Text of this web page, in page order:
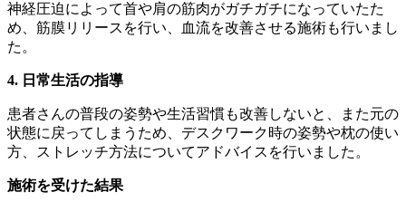
神経圧迫によって首や肩の筋肉がガチガチになっていたた
め、筋膜リリースを行い、血流を改善させる施術も行いまし
た。
4. 日常生活の指導
患者さんの普段の姿勢や生活習慣も改善しないと、また元の
状態に戻ってしまうため、デスクワーク時の姿勢や枕の使い
方、ストレッチ方法についてアドバイスを行いました。
施術を受けた結果